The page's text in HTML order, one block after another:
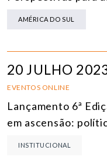
AMÉRICA DO SUL
20 JULHO
EVENTOS ONLINE
Lançamento 6ª
em ascensão:
INSTITUCIONAL